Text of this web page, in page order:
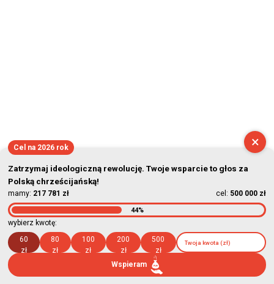
×
Cel na 2026 rok
Zatrzymaj ideologiczną rewolucję. Twoje wsparcie to głos za
Polską chrześcijańską!
mamy: 217 781 zł cel: 500 000 zł
44%
wybierz kwotę:
60
zł
80
zł
100
zł
200
zł
500
zł
Wspieram